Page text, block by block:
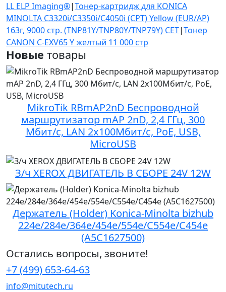
LL ELP Imaging®|Тонер-картридж для KONICA
MINOLTA C3320i/C3350i/C4050i (CPT) Yellow (EUR/AP)
163г, 9000 стр. (TNP81Y/TNP80Y/TNP79Y) CET|Тонер
CANON C-EXV65 Y желтый 11 000 стр
Новые товары
MikroTik RBmAP2nD Беспроводной
маршрутизатор mAP 2nD, 2,4 ГГц, 300
Мбит/с, LAN 2х100Мбит/с, PoE, USB,
MicroUSB
З/ч XEROX ДВИГАТЕЛЬ В СБОРЕ 24V 12W
Держатель (Holder) Konica-Minolta bizhub
224e/284e/364e/454e/554e/C554e/C454e
(A5C1627500)
Остались вопросы, звоните!
+7 (499) 653-64-63
info@mitutech.ru